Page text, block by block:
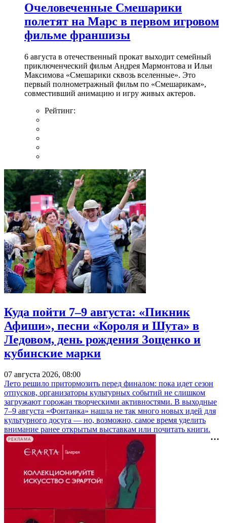
Очеловеченные Смешарики
полетят на Марс в первом игровом
фильме франшизы
6 августа в отечественный прокат выходит семейный
приключенческий фильм Андрея Мармонтова и Ильи
Максимова «Смешарики сквозь вселенные». Это
первый полнометражный фильм по «Смешарикам»,
совместивший анимацию и игру живых актеров.
Рейтинг:
Куда пойти 7–9 августа: «Пикник
Афиши», песни «Короля и Шута» в
Ледовом, день рождения Зощенко и
кубинские марки
07 августа 2026, 08:00
Лето решило притормозить перед финалом: пока идет сезон
отпусков, организаторы культурных событий не слишком
загружают горожан творческими активностями. В выходные
7–9 августа «Фонтанка» нашла не так много новых идей для
культурного досуга — но, возможно, самое время уделить
внимание ранее открытым выставкам или почитать книги.
РЕКЛАМА